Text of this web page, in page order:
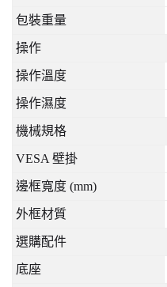
包裝重量
操作
操作溫度
操作濕度
機械規格
VESA 壁掛
邊框寬度 (mm)
外框材質
選購配件
底座